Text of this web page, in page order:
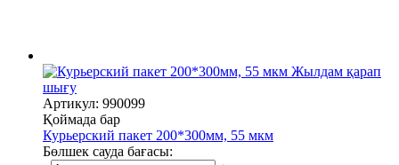
Жылдам қарап
шығу
Артикул: 990099
Қоймада бар
Курьерский пакет 200*300мм, 55 мкм
Бөлшек сауда бағасы: